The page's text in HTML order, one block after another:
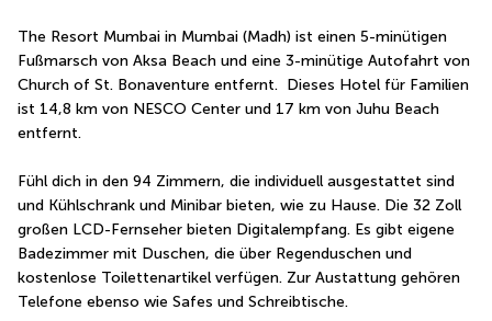
The Resort Mumbai in Mumbai (Madh) ist einen 5-minütigen
Fußmarsch von Aksa Beach und eine 3-minütige Autofahrt von
Church of St. Bonaventure entfernt.  Dieses Hotel für Familien
ist 14,8 km von NESCO Center und 17 km von Juhu Beach
entfernt.
Fühl dich in den 94 Zimmern, die individuell ausgestattet sind
und Kühlschrank und Minibar bieten, wie zu Hause. Die 32 Zoll
großen LCD-Fernseher bieten Digitalempfang. Es gibt eigene
Badezimmer mit Duschen, die über Regenduschen und
kostenlose Toilettenartikel verfügen. Zur Austattung gehören
Telefone ebenso wie Safes und Schreibtische.